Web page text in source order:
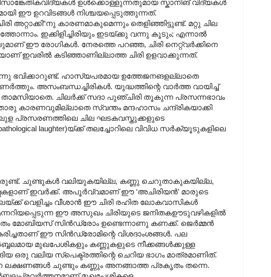
ഉൾക്കൊള്ളുന്നതുമായ സ്കാനിങ് വിദ്യകൾ
ഈ ഉറവിടങ്ങൾ നിശ്ചയപ്പെടുത്തുന്നത്.
കാരണമാകുമെന്നും തെളിഞ്ഞിട്ടുണ്ട്. മറ്റു ചില
ഇക്കിളിച്ചിരിയും ഇടയ്ക്കു വന്നു കൂടും; എന്നാൽ
ഈ രോഗികൾ. നേരത്തെ പറഞ്ഞ, ചിരി നെറ്റ്വർക്കിനെ
ഇവരിൽ കടിഞ്ഞാണില്ലാത്ത ചിരി ഉളവാക്കുന്നത്.
ഭവിക്കാറുണ്ട്. ഹാസ്യപരമായ ഉത്തേജനങളല്ലാതെ
അസംബന്ധച്ചിരികൾ. യുദ്ധത്തിന്റെ വാർത്ത വായിച്ച്
താമസിയാതെ. ചിലർക്ക് സദാ പുഞ്ചിരി തൂകുന്ന പ്രസന്നഭാവം
കാരണവുമില്ലാതെ സ്വന്തം മന്ദഹാ‍സം ചന്ദ്രികയാക്കി
പ്രസരണത്തിലെ ചില ഘടകവസ്തുക്കളുടെ
laughter)യ്ക്ക് തലച്ചോറിലെ വിവിധ സർക്യൂടുകളിലെ
ചുണ്ടുകൾ വലിയുകയില്ല, കണ്ണു ചെറുതാകുകയില്ല,
ഇവർക്ക്. അപൂർവ്വമാണ് ഈ ‘അചിരിയൻ’ മാരുടെ
വെളിച്ചം വീശാൻ ഈ ചിരി രഹിത ലോകവാസികൾ
ഈ അസുഖം ചിരിയുടെ ജനിതകഊടുവഴികളിൽ
മോബിയസ് സിൻഡ്രോം ഉണ്ടെന്നാണു കണക്ക്. ജെർമ്മൻ
ഈ സിൻഡ്രോമിന്റെ വിശദാംശങ്ങൾ. പല
മുഖപേശികളും കണ്ണുകളുടെ നീക്കങ്ങൾക്കുള്ള
ഒരു വലിയ സ്പെക്ട്രത്തിന്റെ ചെറിയ ഭാഗം മാത്രമാണിത്.
ലക്ഷണങ്ങൾ ചുണ്ടും കണ്ണും അനങ്ങാത്ത പ്രകൃതം തന്നെ.